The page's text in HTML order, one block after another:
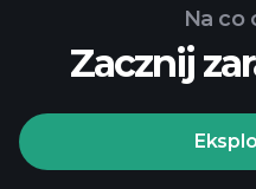
Na co
Zacznij